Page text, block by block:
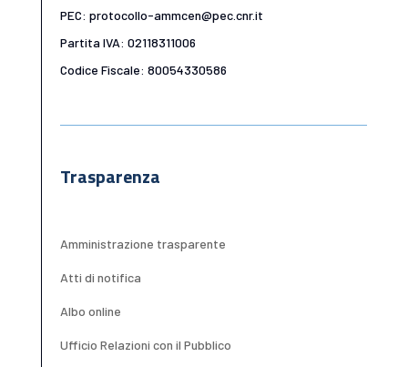
PEC: protocollo-ammcen@pec.cnr.it
Partita IVA: 02118311006
Codice Fiscale: 80054330586
Trasparenza
Amministrazione trasparente
Atti di notifica
Albo online
Ufficio Relazioni con il Pubblico